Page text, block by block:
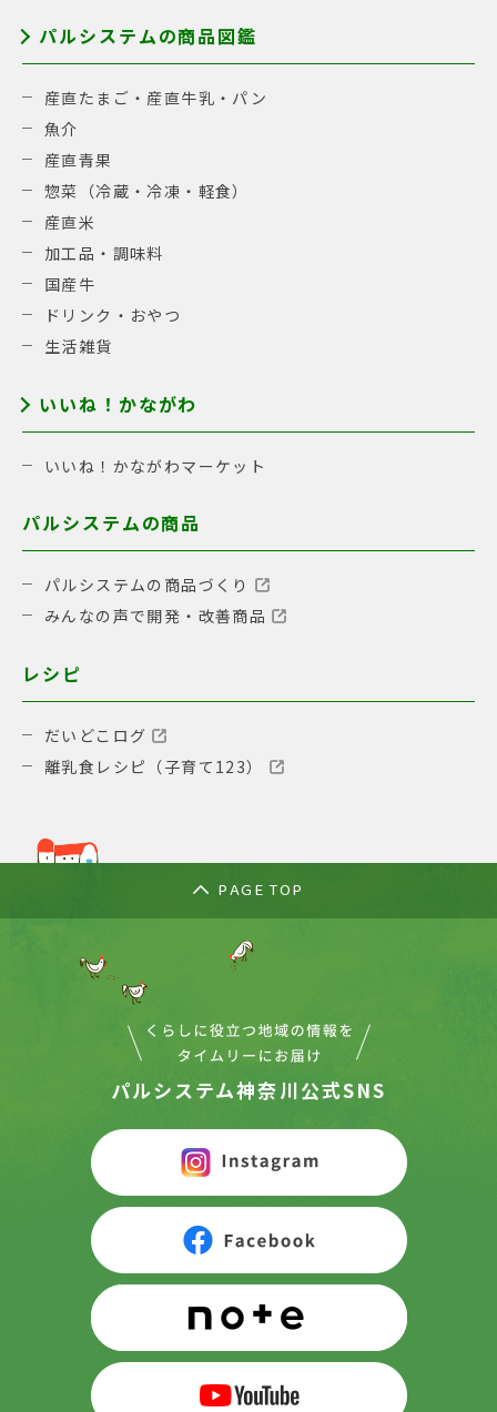
パルシステムの商品図鑑
産直たまご・産直牛乳・パン
魚介
産直青果
惣菜（冷蔵・冷凍・軽食）
産直米
加工品・調味料
国産牛
ドリンク・おやつ
生活雑貨
いいね！かながわ
いいね！かながわマーケット
パルシステムの商品
パルシステムの商品づくり
みんなの声で開発・改善商品
レシピ
だいどこログ
離乳食レシピ（子育て123）
PAGE TOP
パルシステム神奈川公式SNS